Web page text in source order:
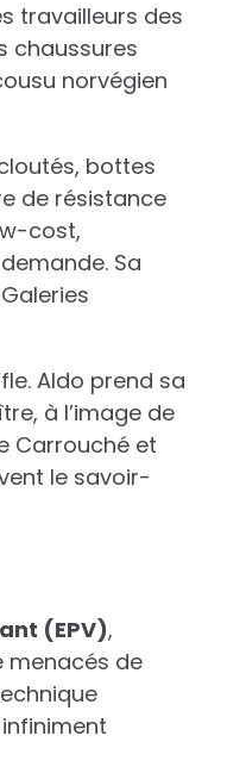
travailleurs des
chaussures
norvégien
bottes
de résistance
cost,
Sa
Aldo prend sa
à l’image de
Carrouché et
le savoir-
(EPV),
menacés de